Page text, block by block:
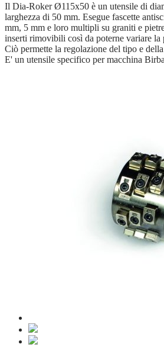
Il Dia-Roker Ø115x50 è un utensile di
larghezza di 50 mm. Esegue fascette
mm, 5 mm e loro multipli su graniti e
inserti rimovibili così da poterne variare la
Ciò permette la regolazione del tipo e
E' un utensile specifico per macchina